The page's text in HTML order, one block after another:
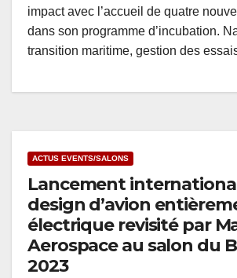
impact avec l’accueil de quatre
dans son programme d’incubation.
transition maritime, gestion des
ACTUS EVENTS/SALONS
Lancement
design d’avion
électrique revisité par
Aerospace au salon du
2023